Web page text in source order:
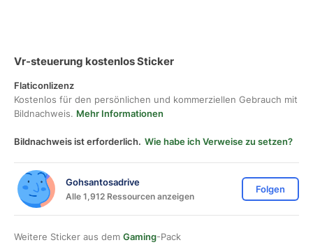
Vr-steuerung kostenlos Sticker
Flaticonlizenz
Kostenlos für den persönlichen und kommerziellen Gebrauch mit
Bildnachweis. Mehr Informationen
Bildnachweis ist erforderlich. Wie habe ich Verweise zu setzen?
Gohsantosadrive
Alle 1,912 Ressourcen anzeigen
Folgen
Weitere Sticker aus dem Gaming-Pack